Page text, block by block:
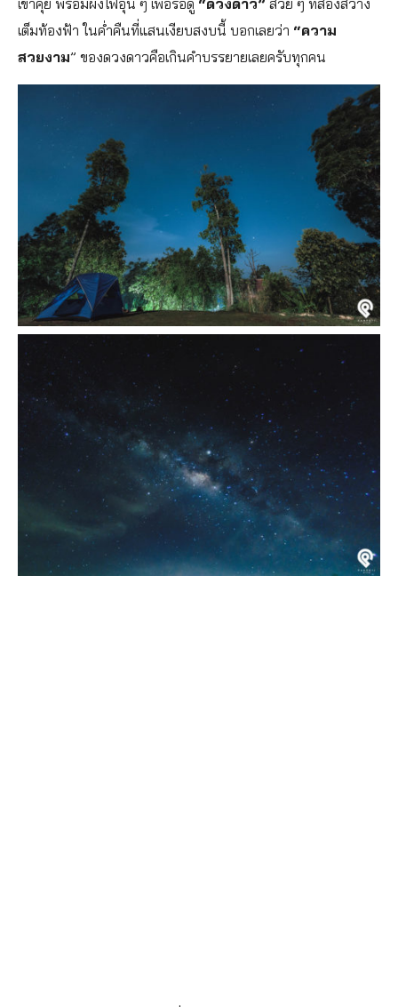
เข่าคุย พร้อมผิงไฟอุ่น ๆ เพื่อรอดู “ดวงดาว” สวย ๆ ที่ส่องสว่าง
เต็มท้องฟ้า ในค่ำคืนที่แสนเงียบสงบนี้ บอกเลยว่า “ความ
สวยงาม” ของดวงดาวคือเกินคำบรรยายเลยครับทุกคน